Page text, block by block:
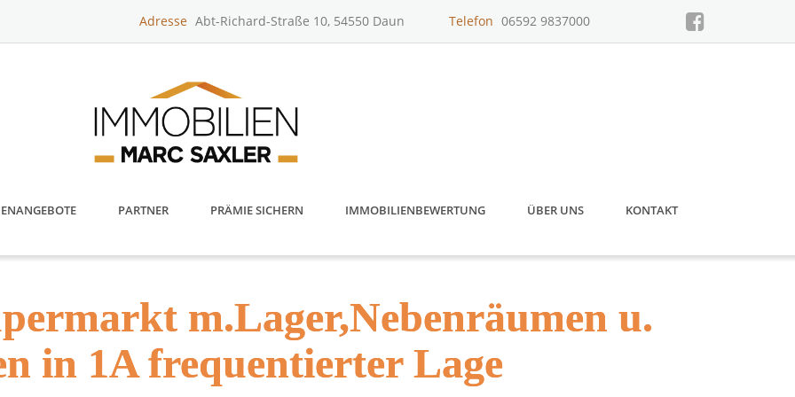
Adresse Abt-Richard-Straße 10, 54550 Daun Telefon 06592 9837000
PARTNER PRÄMIE SICHERN IMMOBILIENBEWERTUNG ÜBER UNS KONTAKT
m.Lager,Nebenräumen u.
in 1A frequentierter Lage